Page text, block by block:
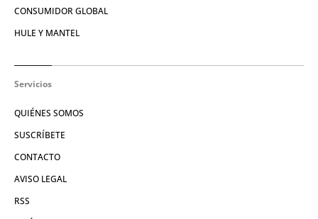
CONSUMIDOR GLOBAL
HULE Y MANTEL
Servicios
QUIÉNES SOMOS
SUSCRÍBETE
CONTACTO
AVISO LEGAL
RSS